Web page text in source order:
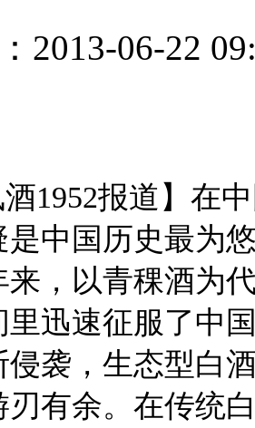
2013-06-22
报道】在中
是中国历史最为
来，以青稞酒为
里迅速征服了中
侵袭，生态型白
刃有余。在传统